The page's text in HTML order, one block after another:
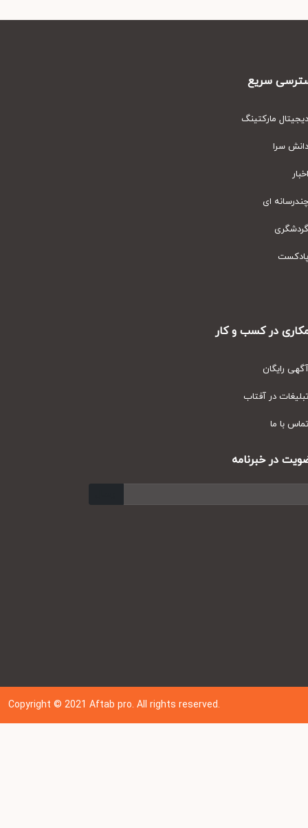
سریع
مارکتینگ
سرا
ای
در کسب و کار
رایگان
در آفتاب
با ما
در خبرنامه
Copyright © 202 1Aftab pro. All rights reserved.